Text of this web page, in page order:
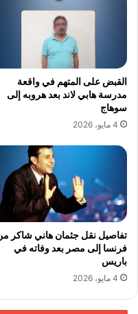
القبض على المتهم في واقعة
مدرسة هابي لاند بعد هروبه إلى
سوهاج
4 مايو، 2026
تفاصيل نقل جثمان هاني شاكر
فرنسا إلى مصر بعد وفاته في
باريس
4 مايو، 2026